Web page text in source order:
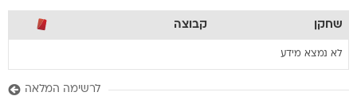
שחקן קבוצה
לא נמצא מידע
לרשימה המלאה